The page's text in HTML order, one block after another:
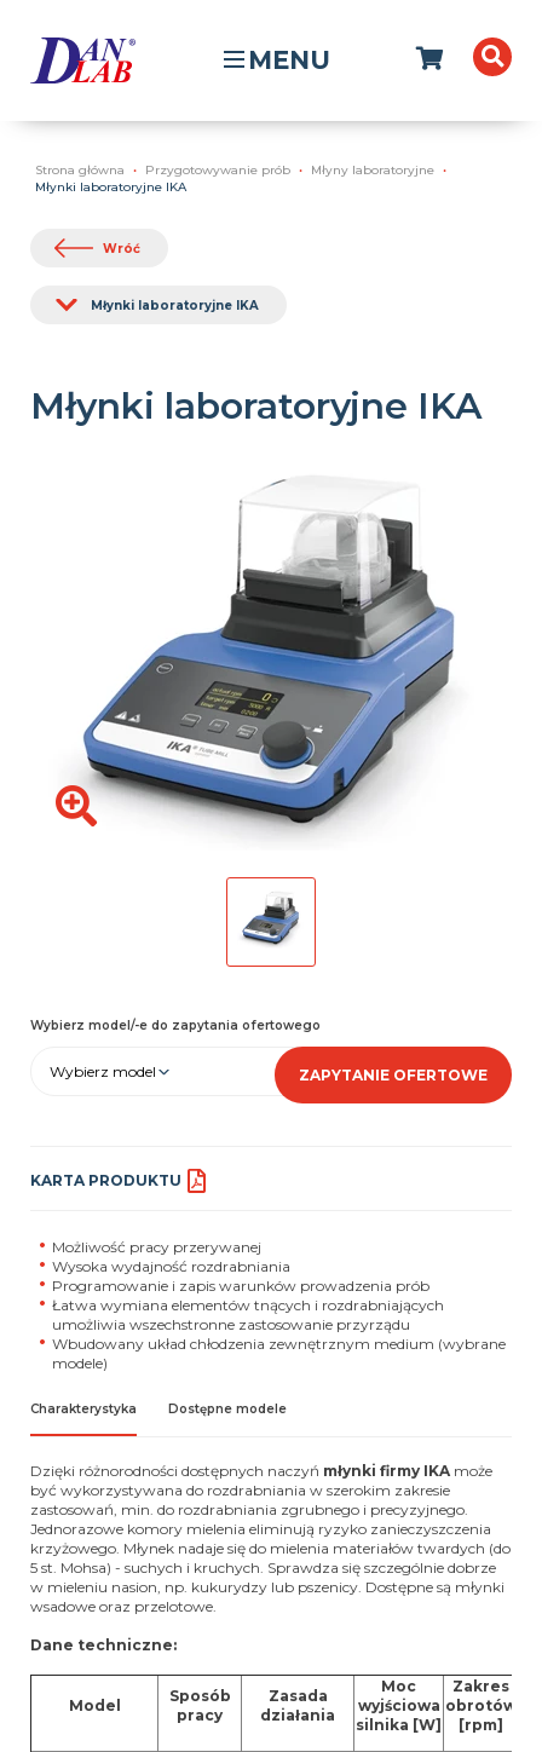
MENU
Strona główna Przygotowywanie prób
Młyny laboratoryjne
Młynki laboratoryjne IKA
Wróć
Młynki laboratoryjne IKA
Młynki laboratoryjne IKA
Wybierz model/-e do zapytania ofertowego
Wybierz model ZAPYTANIE OFERTOWE
KARTA PRODUKTU
Możliwość pracy przerywanej
Wysoka wydajność rozdrabniania
Programowanie i zapis warunków prowadzenia prób
Łatwa wymiana elementów tnących i rozdrabniających
umożliwia wszechstronne zastosowanie przyrządu
Wbudowany układ chłodzenia zewnętrznym medium (wybrane
modele)
Charakterystyka Dostępne modele
Dzięki różnorodności dostępnych naczyń młynki firmy IKA może
być wykorzystywana do rozdrabniania w szerokim zakresie
zastosowań, min. do rozdrabniania zgrubnego i precyzyjnego.
Jednorazowe komory mielenia eliminują ryzyko zanieczyszczenia
krzyżowego. Młynek nadaje się do mielenia materiałów twardych (do
5 st. Mohsa) - suchych i kruchych. Sprawdza się szczególnie dobrze
w mieleniu nasion, np. kukurydzy lub pszenicy. Dostępne są młynki
wsadowe oraz przelotowe.
Dane techniczne:
Model
Sposób
pracy
Zasada
działania
Moc
wyjściowa
silnika [W]
Zakres
obrotów
[rpm]